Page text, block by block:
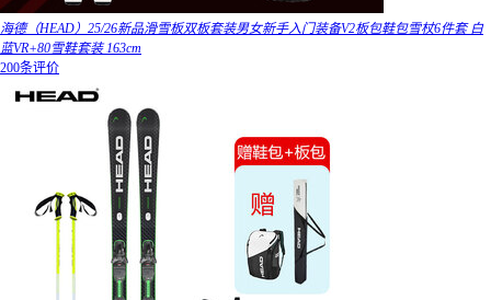
海德（HEAD）25/26新品滑雪板双板套装男女新手入门装备V2板包鞋包雪杖6件套 白
蓝VR+80雪鞋套装 163cm
200条评价